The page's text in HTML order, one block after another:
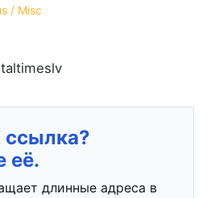
Опубликовано
Misc
её.
длинные адреса в